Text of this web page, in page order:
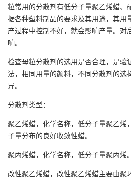
粒常用的分散剂有低分子量聚乙烯蜡、
据各种塑料制品的要求及其用途，其用
产过程中控制不好，就会影响产量。对
响。
检查母粒分散剂的选用是否合理，是验
法，相同用量的颜料，不同分散剂的选
异。
分散剂类型：
聚乙烯蜡，化学名称，低分子量聚乙烯
子量分布的良好收敛性蜡。
聚丙烯蜡，化学名称，低分子量聚丙烯。
改性聚乙烯蜡，改性聚乙烯蜡主要由聚